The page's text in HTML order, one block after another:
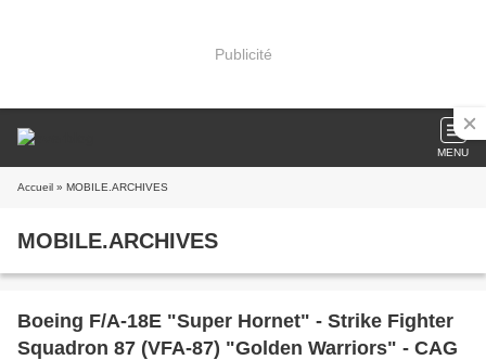
Publicité
MENU
Accueil » MOBILE.ARCHIVES
MOBILE.ARCHIVES
Boeing F/A-18E "Super Hornet" - Strike Fighter
Squadron 87 (VFA-87) "Golden Warriors" - CAG